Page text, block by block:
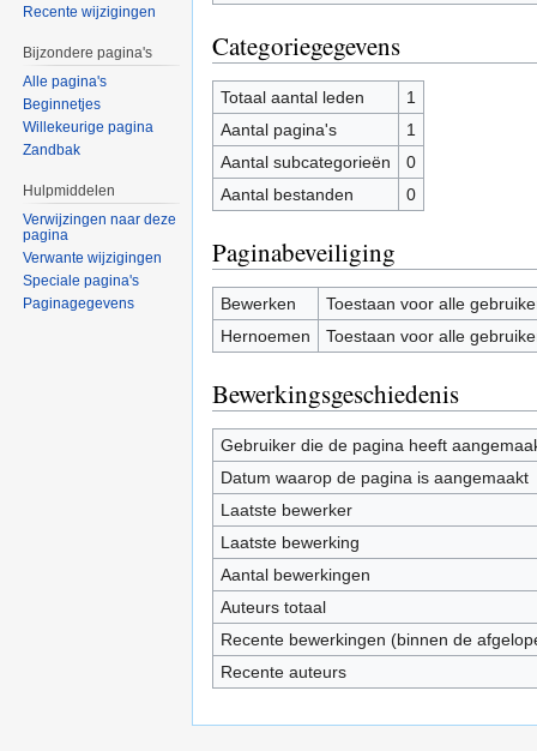
Categoriegegevens
Totaal aantal leden
1
Aantal pagina's
1
Aantal subcategorieën
0
Aantal bestanden
0
Paginabeveiliging
Bewerken
Toestaan voor alle
Hernoemen
Toestaan voor alle
Bewerkingsgeschiedenis
Gebruiker die de pagina heeft
Datum waarop de pagina is aangemaakt
Laatste bewerker
Laatste bewerking
Aantal bewerkingen
Auteurs totaal
Recente bewerkingen (binnen de
Recente auteurs
Recente wijzigingen
Bijzondere pagina's
Alle pagina's
Beginnetjes
Willekeurige pagina
Zandbak
Hulpmiddelen
Verwijzingen naar deze
pagina
Verwante wijzigingen
Speciale pagina's
Paginagegevens